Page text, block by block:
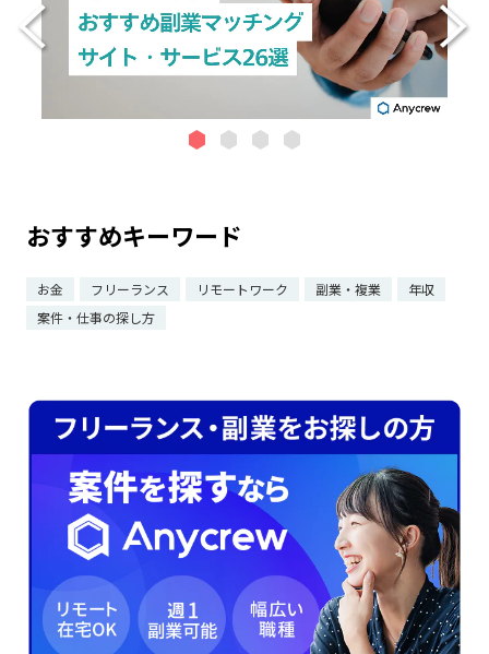
おすすめキーワード
お金 フリーランス リモートワーク 副業・複業
年収
案件・仕事の探し方